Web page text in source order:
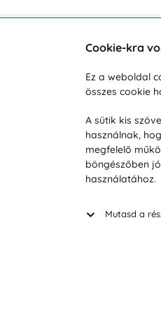
Hétköznap 8:00-
Cookie-kra
Ez a weboldal
összes cookie
A sütik kis
használnak,
megfelelő
böngészőben
használatához.
Mutasd a